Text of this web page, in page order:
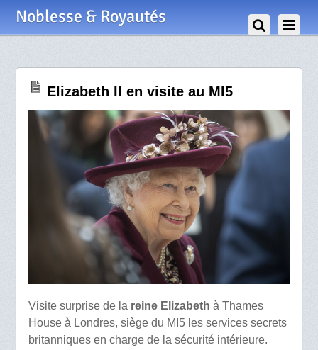
Noblesse & Royautés
Elizabeth II en visite au MI5
Visite surprise de la reine Elizabeth à Thames
House à Londres, siège du MI5 les services secrets
britanniques en charge de la sécurité intérieure.